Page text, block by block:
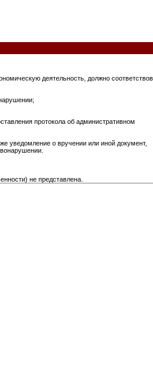
деятельность, должно
протокола об административном
уведомление о вручении или иной документ,
не представлена.